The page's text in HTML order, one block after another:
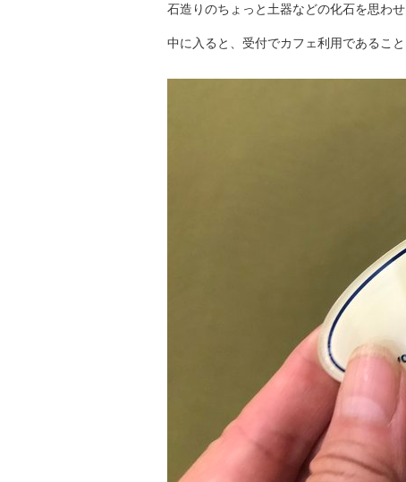
石造りのちょっと土器などの化石を思わせ
中に入ると、受付でカフェ利用であるこ